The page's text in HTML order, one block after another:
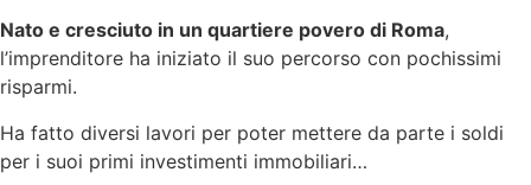
Nato e cresciuto in un quartiere povero di Roma,
l’imprenditore ha iniziato il suo percorso con pochissimi
risparmi.
Ha fatto diversi lavori per poter mettere da parte i soldi
per i suoi primi investimenti immobiliari…